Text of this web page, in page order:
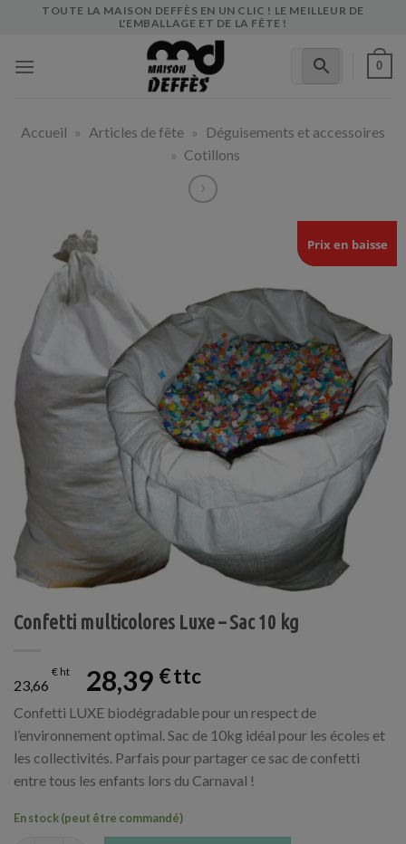
TOUTE LA MAISON DEFFÈS EN UN CLIC ! LE MEILLEUR DE
L'EMBALLAGE ET DE LA FÊTE !
0
Accueil » Articles de fête »
Déguisements et accessoires
» Cotillons
Prix en baisse
Confetti multicolores Luxe – Sac 10 kg
23,66
€ 28,39 €
Confetti LUXE biodégradable pour un respect de
l’environnement optimal. Sac de 10kg idéal pour les écoles et
les collectivités. Parfais pour partager ce sac de confetti
entre tous les enfants lors du Carnaval !
En stock (peut être commandé)